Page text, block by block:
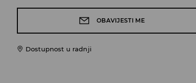
OBAVIJESTI ME
Dostupnost u radnji